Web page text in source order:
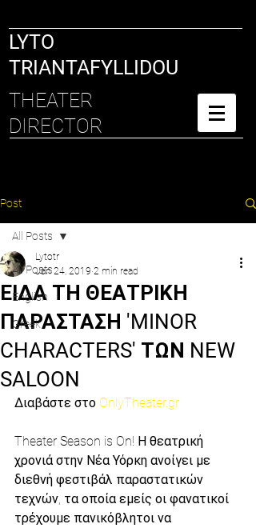
LYTO
TRIANTAFYLLIDOU
THEATER
DIRECTOR
Post
All Posts
English
Greek
All Posts
ΕΙΔΑ ΤΗ ΘΕΑΤΡΙΚΗ
ΠΑΡΑΣΤΑΣΗ 'MINOR
CHARACTERS' ΤΩΝ NEW
SALOON
Lytotr
Jan 24, 2019 2 min read
Διαβάστε στο OnlyTheater.gr
Theater Season is On! Η θεατρική
χρονιά στην Νέα Υόρκη ανοίγει με
διεθνή φεστιβάλ παραστατικών
τεχνών, τα οποία εμείς οι φανατικοί
τρέχουμε πανικόβλητοι να